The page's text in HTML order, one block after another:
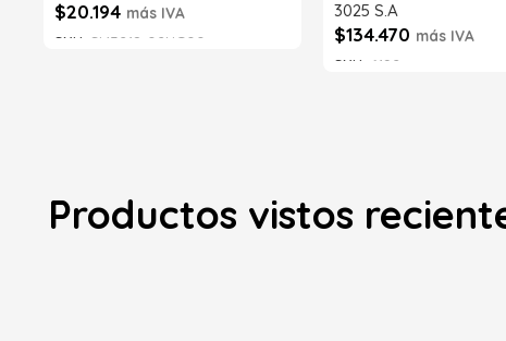
$20.194 más IVA
SKU: SI43218-02NG00
3025 S.A
$134.470 más IVA
SKU:
6192
Productos vistos